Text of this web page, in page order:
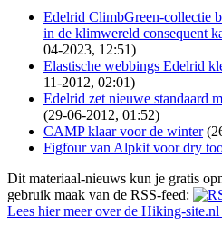
Edelrid ClimbGreen-collectie
in de klimwereld consequent
04-2023, 12:51)
Elastische webbings Edelrid
11-2012, 02:01)
Edelrid zet nieuwe standaard
(29-06-2012, 01:52)
CAMP klaar voor de winter
Figfour van Alpkit voor dry
Dit materiaal-nieuws kun je gratis
gebruik maak van de RSS-feed:
Lees hier meer over de Hiking-site.nl